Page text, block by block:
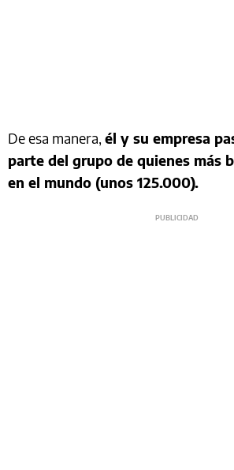
De esa manera, él y su empresa
parte del grupo de quienes más
en el mundo (unos 125.000).